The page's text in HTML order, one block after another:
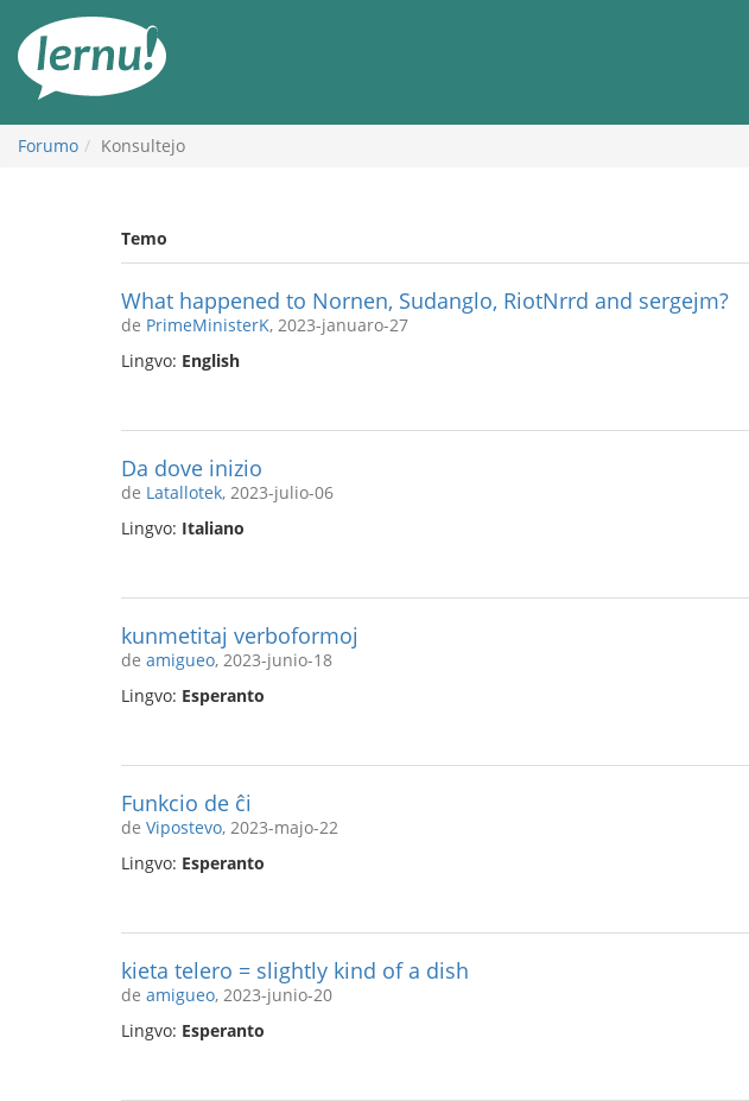
enhavo
Forumo Konsultejo
Temo
What happened to Nornen, Sudanglo, RiotNrrd and sergejm?
de PrimeMinisterK, 2023-januaro-27
Lingvo: English
Da dove inizio
de Latallotek, 2023-julio-06
Lingvo: Italiano
kunmetitaj verboformoj
de amigueo, 2023-junio-18
Lingvo: Esperanto
Funkcio de ĉi
de Vipostevo, 2023-majo-22
Lingvo: Esperanto
kieta telero = slightly kind of a dish
de amigueo, 2023-junio-20
Lingvo: Esperanto